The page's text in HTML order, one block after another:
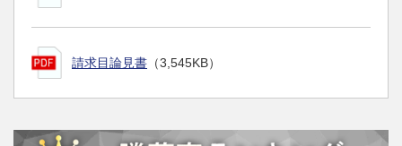
請求目論見書 （3,545KB）